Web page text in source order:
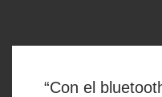
“Con el